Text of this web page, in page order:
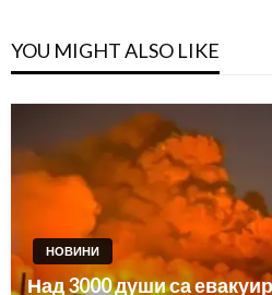
YOU MIGHT ALSO LIKE
НОВИНИ
Над 3000 души са